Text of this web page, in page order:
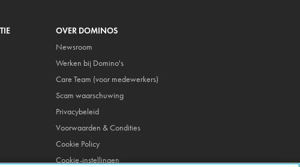
OVER DOMINOS
Newsroom
Werken bij Domino's
Care Team (voor medewerkers)
Scam waarschuwing
Privacybeleid
Voorwaarden & Condities
Cookie Policy
Cookie-instellingen